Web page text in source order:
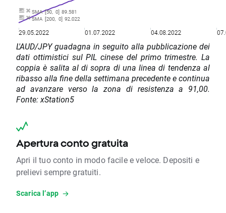
L'AUD/JPY guadagna in seguito alla pubblicazione dei
dati ottimistici sul PIL cinese del primo trimestre. La
coppia è salita al di sopra di una linea di tendenza al
ribasso alla fine della settimana precedente e continua
ad avanzare verso la zona di resistenza a 91,00.
Fonte: xStation5
Apertura conto gratuita
Apri il tuo conto in modo facile e veloce. Depositi e
prelievi sempre gratuiti.
Scarica l’app